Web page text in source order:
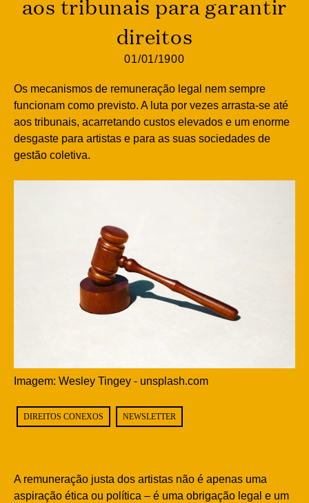
aos tribunais para garantir
direitos
01/01/1900
Os mecanismos de remuneração legal nem sempre
funcionam como previsto. A luta por vezes arrasta-se até
aos tribunais, acarretando custos elevados e um enorme
desgaste para artistas e para as suas sociedades de
gestão coletiva.
Imagem: Wesley Tingey - unsplash.com
DIREITOS CONEXOS NEWSLETTER
A remuneração justa dos artistas não é apenas uma
aspiração ética ou política – é uma obrigação legal e um